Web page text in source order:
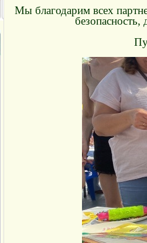
Мы благодарим всех
безопасность,